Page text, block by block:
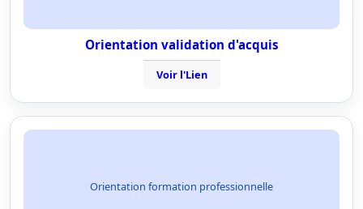
Orientation validation d'acquis
Voir l'Lien
Orientation formation professionnelle